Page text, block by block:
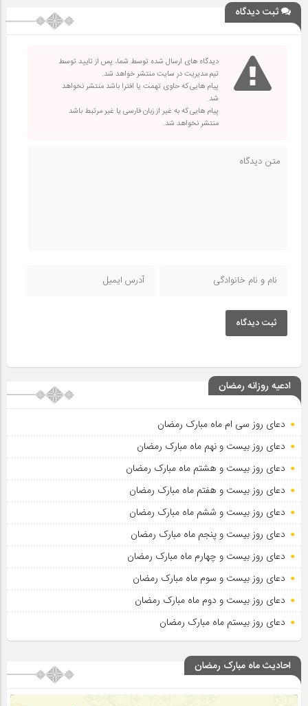
ثبت دیدگاه
دیدگاه های ارسال شده توسط شما، پس از تایید توسط
تیم مدیریت در سایت منتشر خواهد شد.
پیام هایی که حاوی تهمت یا افترا باشد منتشر نخواهد
شد.
پیام هایی که به غیر از زبان فارسی یا غیر مرتبط باشد
منتشر نخواهد شد.
ثبت دیدگاه
ادعیه روزانه رمضان
دعای روز سی ام ماه مبارک رمضان
دعای روز بیست و نهم ماه مبارک رمضان
دعای روز بیست و هشتم ماه مبارک رمضان
دعای روز بیست و هفتم ماه مبارک رمضان
دعای روز بیست و ششم ماه مبارک رمضان
دعای روز بیست و پنجم ماه مبارک رمضان
دعای روز بیست و چهارم ماه مبارک رمضان
دعای روز بیست و سوم ماه مبارک رمضان
دعای روز بیست و دوم ماه مبارک رمضان
دعای روز بیستم ماه مبارک رمضان
احادیث ماه مبارک رمضان